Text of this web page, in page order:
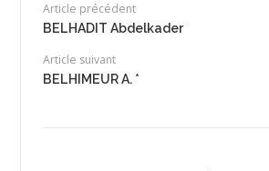
Article précédent
BELHADIT Abdelkader
Article suivant
BELHIMEUR A. *